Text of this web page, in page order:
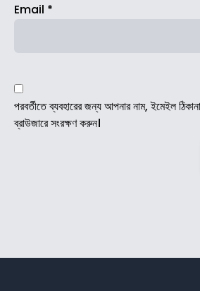
Email *
পরবর্তীতে ব্যবহারের জন্য আপনার নাম, ইমেইল
ব্রাউজারে সংরক্ষণ করুন।